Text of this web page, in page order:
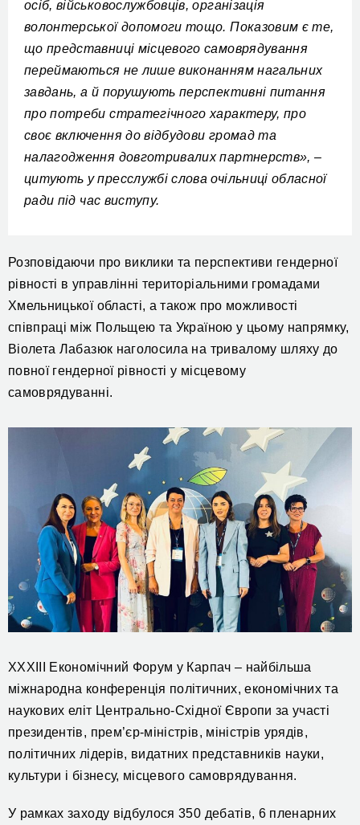
осіб, військовослужбовців, організація
волонтерської допомоги тощо. Показовим є те,
що представниці місцевого самоврядування
переймаються не лише виконанням нагальних
завдань, а й порушують перспективні питання
про потреби стратегічного характеру, про
своє включення до відбудови громад та
налагодження довготривалих партнерств», –
цитують у пресслужбі слова очільниці обласної
ради під час виступу.
Розповідаючи про виклики та перспективи гендерної
рівності в управлінні територіальними громадами
Хмельницької області, а також про можливості
співпраці між Польщею та Україною у цьому напрямку,
Віолета Лабазюк наголосила на тривалому шляху до
повної гендерної рівності у місцевому
самоврядуванні.
ХХХІIІ Економічний Форум у Карпач – найбільша
міжнародна конференція політичних, економічних та
наукових еліт Центрально-Східної Європи за участі
президентів, прем’єр-міністрів, міністрів урядів,
політичних лідерів, видатних представників науки,
культури і бізнесу, місцевого самоврядування.
У рамках заходу відбулося 350 дебатів, 6 пленарних